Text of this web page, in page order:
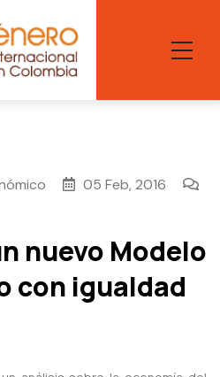
05 Feb, 2016
nuevo Modelo
con igualdad